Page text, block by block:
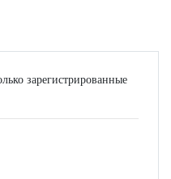
зарегистрированные